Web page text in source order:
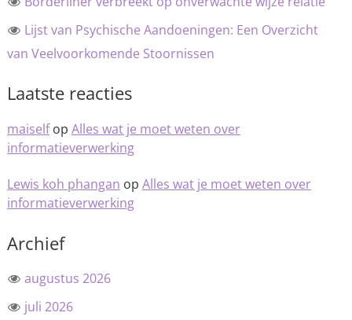
Lijst van Psychische Aandoeningen: Een Overzicht
van Veelvoorkomende Stoornissen
Laatste reacties
maiselfop Alles wat je moet weten over
informatieverwerking
Lewis koh phangan op Alles wat je moet weten over
informatieverwerking
Archief
augustus 2026
juli 2026